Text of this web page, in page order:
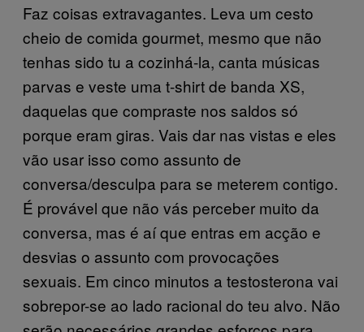
Faz coisas extravagantes. Leva um cesto
cheio de comida gourmet, mesmo que não
tenhas sido tu a cozinhá-la, canta músicas
parvas e veste uma t-shirt de banda XS,
daquelas que compraste nos saldos só
porque eram giras. Vais dar nas vistas e eles
vão usar isso como assunto de
conversa/desculpa para se meterem contigo.
É provável que não vás perceber muito da
conversa, mas é aí que entras em acção e
desvias o assunto com provocações
sexuais. Em cinco minutos a testosterona vai
sobrepor-se ao lado racional do teu alvo. Não